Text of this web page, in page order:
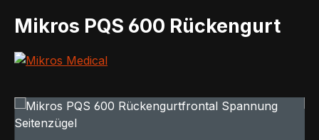
Mikros PQS 600 Rückengurt
Bildergalerie überspringen